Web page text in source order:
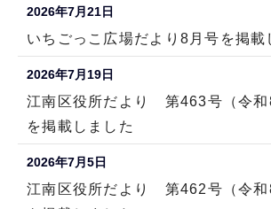
2026年7月21日
いちごっこ広場だより8月号を掲載
2026年7月19日
江南区役所だより 第463号（令和
を掲載しました
2026年7月5日
江南区役所だより 第462号（令和